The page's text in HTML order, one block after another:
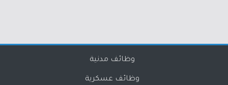
وظائف مدنية
وظائف عسكرية